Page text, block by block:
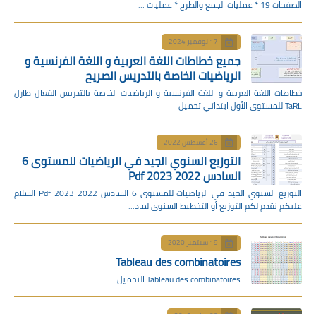
الصفحات 19 * عمليات الجمع والطرح * عمليات …
17 نوفمبر 2024
جميع خطاطات اللغة العربية و اللغة الفرنسية و
الرياضيات الخاصة بالتدريس الصريح
خطاطات اللغة العربية و اللغة الفرنسية و الرياضيات الخاصة بالتدريس الفعال طارل
TaRL للمستوى الأول ابتدائي تحميل
26 أغسطس 2022
التوزيع السنوي الجيد في الرياضيات للمستوى 6
السادس 2022 2023 Pdf
التوزيع السنوي الجيد في الرياضيات للمستوى 6 السادس 2022 2023 Pdf السلام
عليكم نقدم لكم التوزيع أو التخطيط السنوي لماد…
19 سبتمبر 2020
Tableau des combinatoires
Tableau des combinatoires التحميل